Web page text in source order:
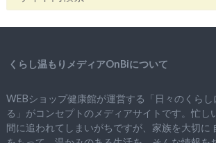
くらし温もりメディアOnBiについて
WEBショップ健康館が運営する「日々のくら
る」がコンセプトのメディアサイトです。忙し
間に追われてしまいがちですが、 家族を大切に